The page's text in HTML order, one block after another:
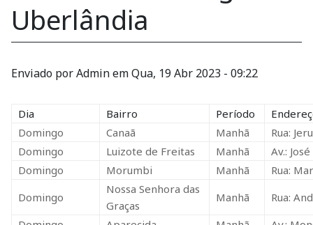
Uberlândia
Enviado por Admin Qua, 19 Abr 2023 - 09:22
Dia Bairro Período
Domingo
Manhã
Domingo
Luizote de Freitas Manhã
Av.:
Domingo
Morumbi Manhã
Domingo
Nossa Senhora das
Manhã
Rua:
Domingo
Aparecida Manhã